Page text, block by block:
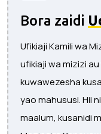
Bora zaidi
Ufikiaji Kamili wa
ufikiaji wa mizizi
kuwawezesha
yao mahususi. Hii
maalum, kusanidi